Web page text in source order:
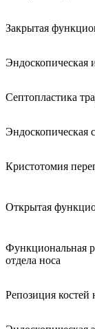
Закрытая
Эндоскопическая
Септопластика
Эндоскопическая
Кристотомия
Открытая
Функциональная
отдела носа
Репозиция костей